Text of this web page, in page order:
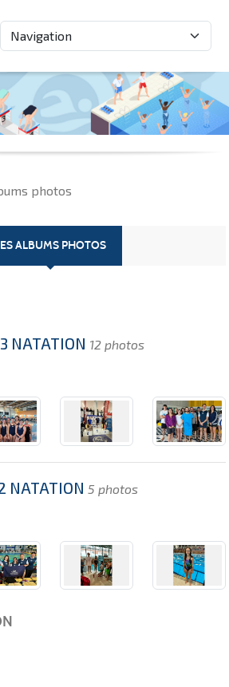
photos
ALBUMS PHOTOS
NATATION 12 photos
NATATION 5 photos